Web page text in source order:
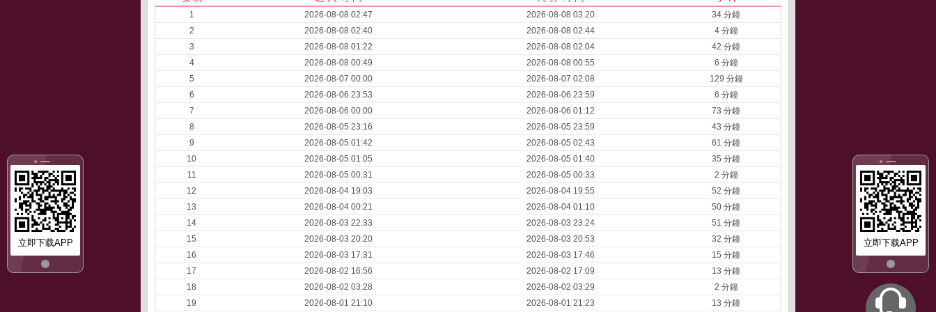
立即下载APP
立即下载APP
1 2026-08-08 02:47 2026-08-08 03:20
34 分鐘
2
2026-08-08 02:40 2026-08-08 02:44
4 分鐘
3
2026-08-08 01:22 2026-08-08 02:04
42 分鐘
4
2026-08-08 00:49 2026-08-08 00:55
6 分鐘
5
2026-08-07 00:00 2026-08-07 02:08
129 分鐘
6
2026-08-06 23:53 2026-08-06 23:59
6 分鐘
7
2026-08-06 00:00 2026-08-06 01:12
73 分鐘
8
2026-08-05 23:16 2026-08-05 23:59
43 分鐘
9
2026-08-05 01:42 2026-08-05 02:43
61 分鐘
10
2026-08-05 01:05 2026-08-05 01:40
35 分鐘
11
2026-08-05 00:31 2026-08-05 00:33
2 分鐘
12
2026-08-04 19:03 2026-08-04 19:55
52 分鐘
13
2026-08-04 00:21 2026-08-04 01:10
50 分鐘
14
2026-08-03 22:33 2026-08-03 23:24
51 分鐘
15
2026-08-03 20:20 2026-08-03 20:53
32 分鐘
16
2026-08-03 17:31 2026-08-03 17:46
15 分鐘
17
2026-08-02 16:56 2026-08-02 17:09
13 分鐘
18
2026-08-02 03:28 2026-08-02 03:29
2 分鐘
19
2026-08-01 21:10 2026-08-01 21:23 13 分鐘